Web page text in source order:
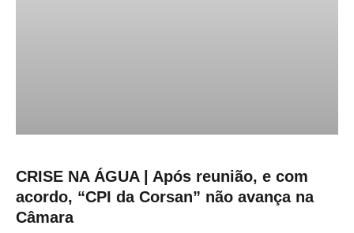
CRISE NA ÁGUA | Após reunião, e com
acordo, “CPI da Corsan” não avança na
Câmara